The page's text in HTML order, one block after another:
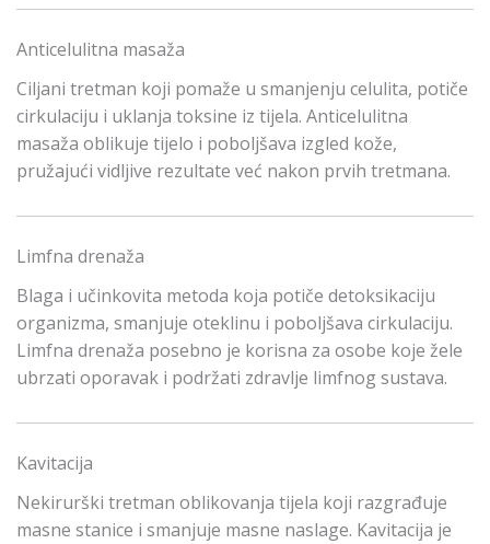
Anticelulitna masaža
Ciljani tretman koji pomaže u smanjenju celulita, potiče
cirkulaciju i uklanja toksine iz tijela. Anticelulitna
masaža oblikuje tijelo i poboljšava izgled kože,
pružajući vidljive rezultate već nakon prvih tretmana.
Limfna drenaža
Blaga i učinkovita metoda koja potiče detoksikaciju
organizma, smanjuje oteklinu i poboljšava cirkulaciju.
Limfna drenaža posebno je korisna za osobe koje žele
ubrzati oporavak i podržati zdravlje limfnog sustava.
Kavitacija
Nekirurški tretman oblikovanja tijela koji razgrađuje
masne stanice i smanjuje masne naslage. Kavitacija je